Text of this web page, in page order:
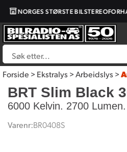
NORGES STØRSTE
Forside>Ekstralys>Arbeidslys>
BRT Slim Black
6000 Kelvin. 2700
Varenr:BR0408S